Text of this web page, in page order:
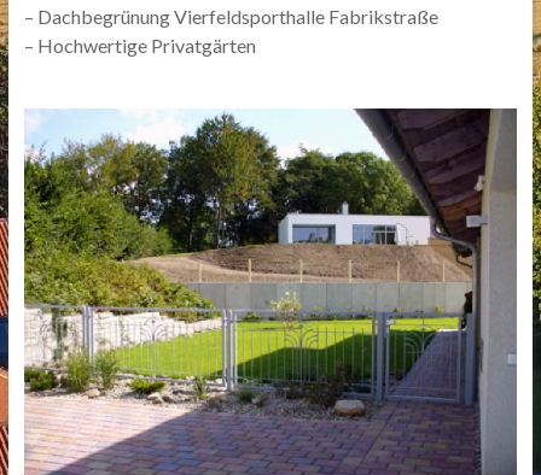
– Dachbegrünung Vierfeldsporthalle Fabrikstraße
– Hochwertige Privatgärten